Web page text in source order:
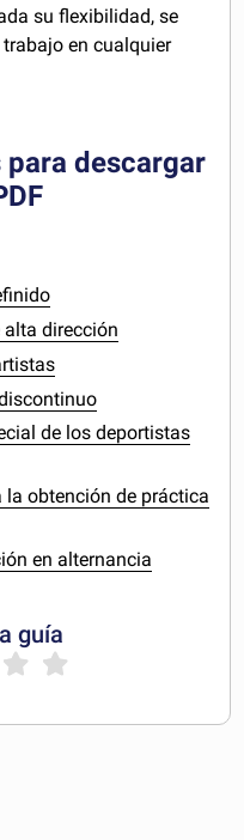
su flexibilidad, se
en cualquier
descargar
alta dirección
de los deportistas
obtención de práctica
en alternancia
guía